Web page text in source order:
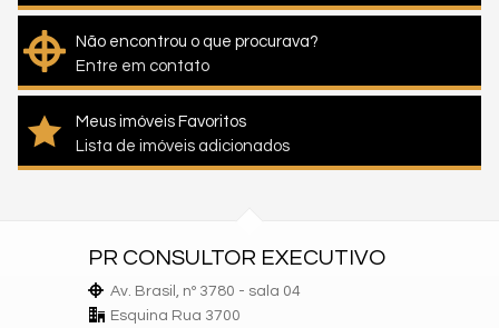
Não encontrou o que procurava?
Entre em contato
Meus imóveis Favoritos
Lista de imóveis adicionados
PR CONSULTOR EXECUTIVO
Av. Brasil, nº 3780 - sala 04
Esquina Rua 3700